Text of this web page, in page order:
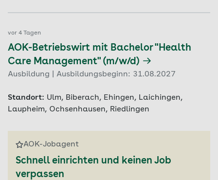
vor 4 Tagen
AOK-Betriebswirt mit Bachelor "Health
Care Management" (m/w/d)
Ausbildung | Ausbildungsbeginn: 31.08.2027
Standort: Ulm, Biberach, Ehingen, Laichingen,
Laupheim, Ochsenhausen, Riedlingen
AOK-Jobagent
Schnell einrichten und keinen Job
verpassen